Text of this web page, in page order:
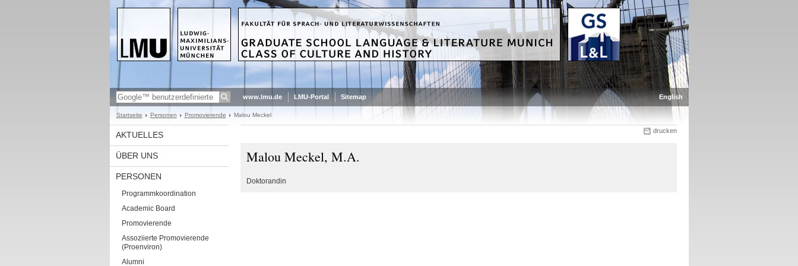
www.lmu.de LMU-Portal Sitemap English
Startseite Personen Promovierende Malou Meckel
AKTUELLES
ÜBER UNS
PERSONEN
Programmkoordination
Academic Board
Promovierende
Assoziierte Promovierende
(Proenviron)
Alumni
drucken
Malou Meckel, M.A.
Doktorandin